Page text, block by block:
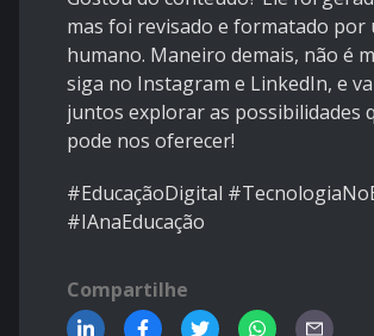
mas foi revisado e formatado por
humano. Maneiro demais, não é
siga no Instagram e LinkedIn, e
juntos explorar as possibilidades
pode nos oferecer!
#EducaçãoDigital
#IAnaEducação
Compartilhe